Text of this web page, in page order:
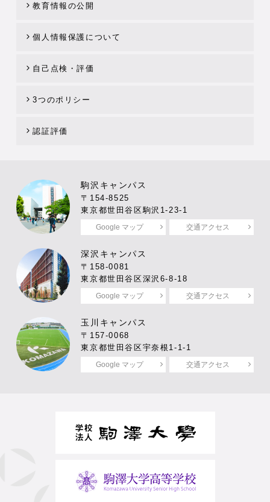
教育情報の公開
個人情報保護について
自己点検・評価
3つのポリシー
認証評価
駒沢キャンパス
〒154-8525
東京都世田谷区駒沢1-23-1
Google マップ 交通アクセス
深沢キャンパス
〒158-0081
東京都世田谷区深沢6-8-18
Google マップ 交通アクセス
玉川キャンパス
〒157-0068
東京都世田谷区宇奈根1-1-1
Google マップ 交通アクセス